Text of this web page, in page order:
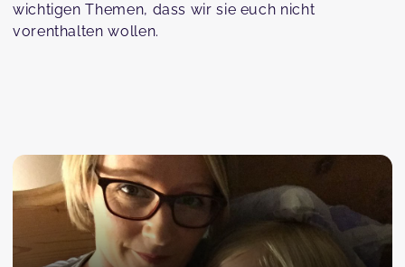
wichtigen Themen, dass wir sie euch nicht
vorenthalten wollen.